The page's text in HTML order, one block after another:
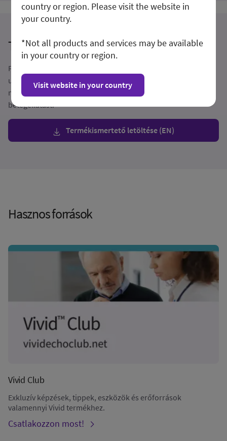
Termékismertető
Fedezze fel a Vivid T9 Matrix Ultra Edition
ultrahangrendszerrel kapcsolatos részletes információkat és
megtudhatja, hogyan segíti hatékonyan elő a biztonságos
betegellátást.
Termékismertető letöltése (EN)
Hasznos források
Vivid Club
Exkluzív képzések, tippek, eszközök és erőforrások
valamennyi Vivid termékhez.
Csatlakozzon most!
country or region. Please visit the website in
your country.
*Not all products and services may be available
in your country or region.
Visit website in your country